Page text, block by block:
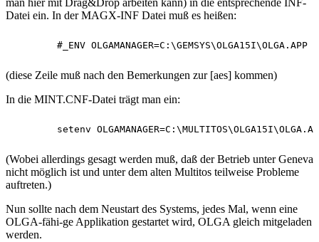
man hier mit Drag&Drop arbeiten kann) in die entsprechende INF-
Datei ein. In der MAGX-INF Datei muß es heißen:
(diese Zeile muß nach den Bemerkungen zur [aes] kommen)
In die MINT.CNF-Datei trägt man ein:
(Wobei allerdings gesagt werden muß, daß der Betrieb unter Geneva
nicht möglich ist und unter dem alten Multitos teilweise Probleme
auftreten.)
Nun sollte nach dem Neustart des Systems, jedes Mal, wenn eine
OLGA-fähi-ge Applikation gestartet wird, OLGA gleich mitgeladen
werden.